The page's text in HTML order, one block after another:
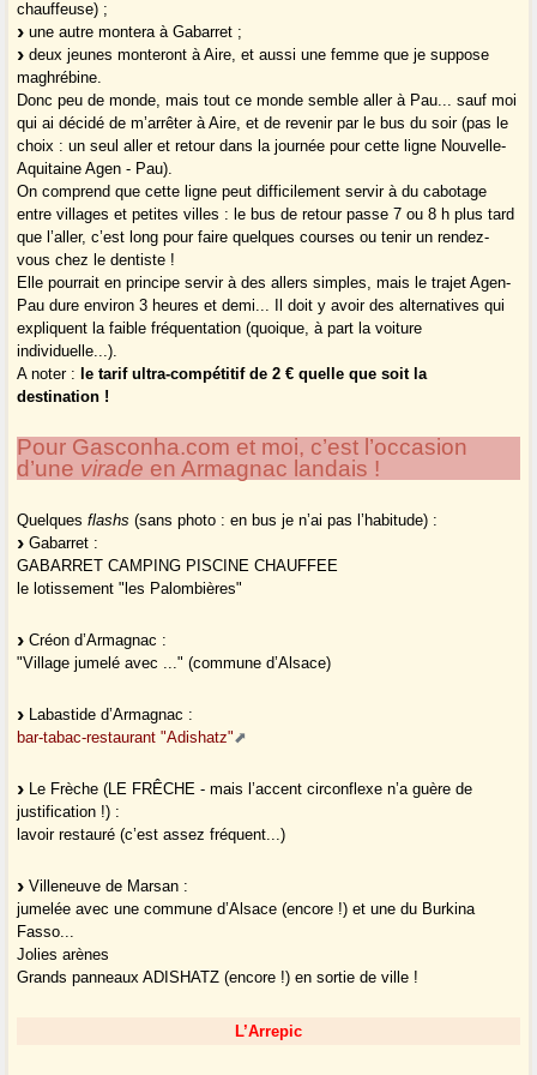
chauffeuse) ;
une autre montera à Gabarret ;
deux jeunes monteront à Aire, et aussi une femme que je suppose
maghrébine.
Donc peu de monde, mais tout ce monde semble aller à Pau... sauf moi
qui ai décidé de m’arrêter à Aire, et de revenir par le bus du soir (pas le
choix : un seul aller et retour dans la journée pour cette ligne Nouvelle-
Aquitaine Agen - Pau).
On comprend que cette ligne peut difficilement servir à du cabotage
entre villages et petites villes : le bus de retour passe 7 ou 8 h plus tard
que l’aller, c’est long pour faire quelques courses ou tenir un rendez-
vous chez le dentiste !
Elle pourrait en principe servir à des allers simples, mais le trajet Agen-
Pau dure environ 3 heures et demi... Il doit y avoir des alternatives qui
expliquent la faible fréquentation (quoique, à part la voiture
individuelle...).
A noter : le tarif ultra-compétitif de 2 € quelle que soit la
destination !
Pour Gasconha.com et moi, c’est l’occasion
d’une virade en Armagnac landais !
Quelquesflashs (sans photo : en bus je n’ai pas l’habitude) :
Gabarret :
GABARRET CAMPING PISCINE CHAUFFEE
le lotissement "les Palombières"
Créon d’Armagnac :
"Village jumelé avec ..." (commune d’Alsace)
Labastide d’Armagnac :
bar-tabac-restaurant "Adishatz"
Le Frèche (LE FRÊCHE - mais l’accent circonflexe n’a guère de
justification !) :
lavoir restauré (c’est assez fréquent...)
Villeneuve de Marsan :
jumelée avec une commune d’Alsace (encore !) et une du Burkina
Fasso...
Jolies arènes
Grands panneaux ADISHATZ (encore !) en sortie de ville !
L’Arrepic